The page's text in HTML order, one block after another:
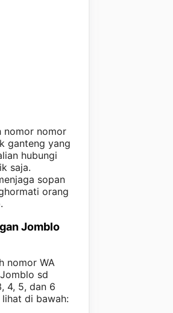
nomor nomor
ganteng yang
hubungi
saja.
sopan
orang
Jomblo
nomor WA
sd
4, 5, dan 6
di bawah: